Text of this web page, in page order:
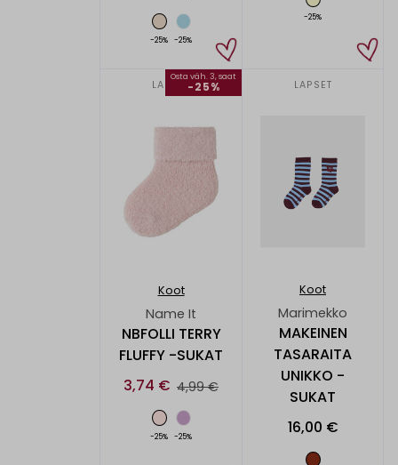
-25% -25%
-25%
LAPSET
Osta väh. 3, saat
-25%
Koot
Name It
NBFOLLI TERRY
FLUFFY -SUKAT
3,74 € 4,99 €
-25% -25%
LAPSET
Koot
Marimekko
MAKEINEN
TASARAITA
UNIKKO -
SUKAT
16,00 €